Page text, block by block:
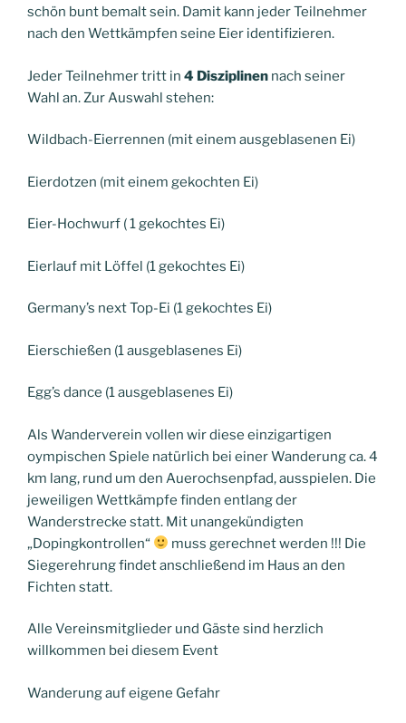
schön bunt bemalt sein. Damit kann jeder Teilnehmer
nach den Wettkämpfen seine Eier identifizieren.
Jeder Teilnehmer tritt in 4 Disziplinen nach seiner
Wahl an. Zur Auswahl stehen:
Wildbach-Eierrennen (mit einem ausgeblasenen Ei)
Eierdotzen (mit einem gekochten Ei)
Eier-Hochwurf ( 1 gekochtes Ei)
Eierlauf mit Löffel (1 gekochtes Ei)
Germany’s next Top-Ei (1 gekochtes Ei)
Eierschießen (1 ausgeblasenes Ei)
Egg’s dance (1 ausgeblasenes Ei)
Als Wanderverein vollen wir diese einzigartigen
oympischen Spiele natürlich bei einer Wanderung ca. 4
km lang, rund um den Auerochsenpfad, ausspielen. Die
jeweiligen Wettkämpfe finden entlang der
Wanderstrecke statt. Mit unangekündigten
„Dopingkontrollen“
muss gerechnet werden !!! Die
Siegerehrung findet anschließend im Haus an den
Fichten statt.
Alle Vereinsmitglieder und Gäste sind herzlich
willkommen bei diesem Event
Wanderung auf eigene Gefahr